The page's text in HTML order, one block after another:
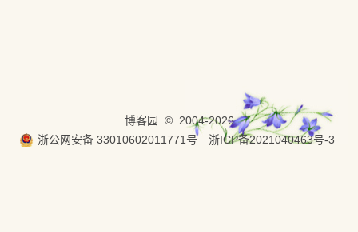
博客园
© 2004-2026
浙公网安备 33010602011771号
浙ICP备2021040463号-3